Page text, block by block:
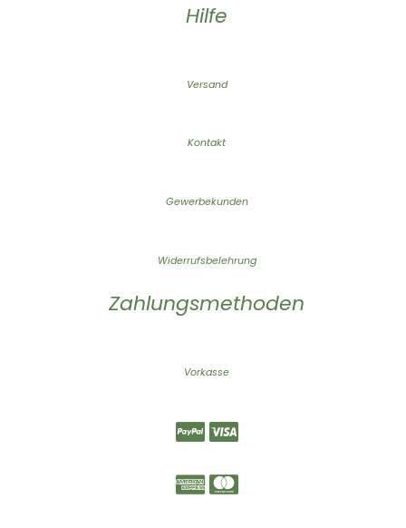
Hilfe
Versand
Kontakt
Gewerbekunden
Widerrufsbelehrung
Zahlungsmethoden
Vorkasse